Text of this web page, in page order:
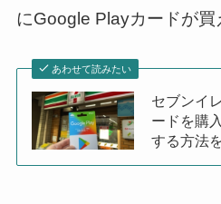
にGoogle Playカードが買
あわせて読みたい
セブンイ
ードを購
する方法